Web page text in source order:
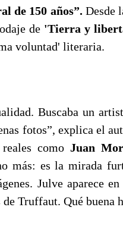
de 150 años”. Desde
de 'Tierra y
voluntad' literaria.
Buscaba un
fotos”, explica el
como Juan
más: es la mirada
Julve aparece
Truffaut. Qué buena